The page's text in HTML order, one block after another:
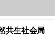
共生社会局